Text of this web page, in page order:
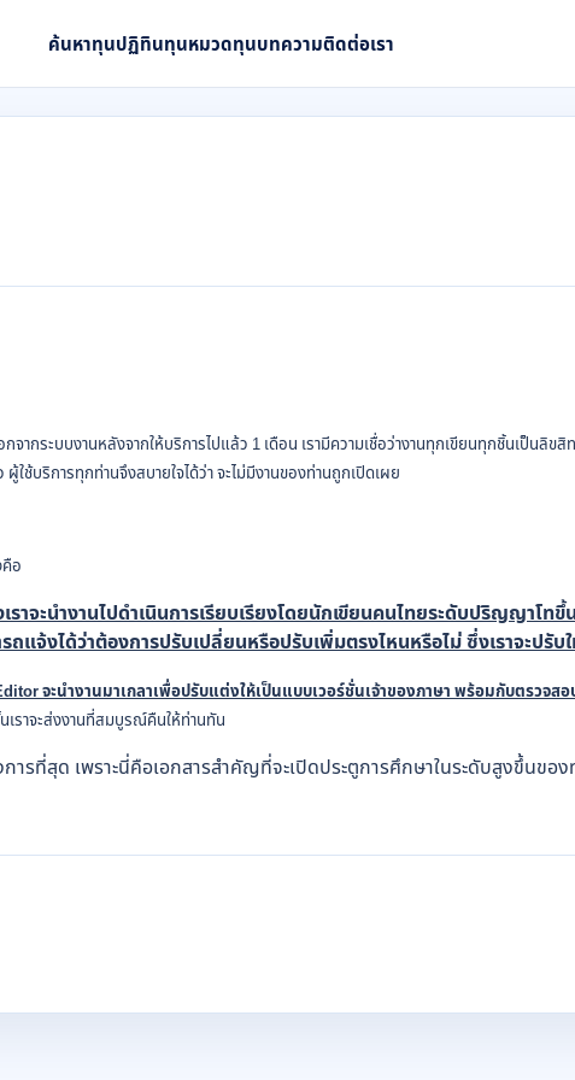
ค้นหาทุนปฏิทินทุนหมวดทุนบทความติดต่อเรา
จากระบบงานหลังจากให้บริการไปแล้ว 1 เดือน เรามีความเชื่อว่างานทุกเขียนทุกชิ้นเป็นลิ
ช้บริการทุกท่านจึงสบายใจได้ว่า จะไม่มีงานของท่านถูกเปิดเผย
อ
ราจะนำงานไปดำเนินการเรียบเรียงโดยนักเขียนคนไทยระดับปริญญาโทขึ้
แจ้งได้ว่าต้องการปรับเปลี่ยนหรือปรับเพิ่มตรงไหนหรือไม่ ซึ่งเราจะปรับ
จะนำงานมาเกลาเพื่อปรับแต่งให้เป็นแบบเวอร์ชั่นเจ้าของภาษา พร้อมกับตรวจส
เราจะส่งงานที่สมบูรณ์คืนให้ท่านทัน
ารที่สุด เพราะนี่คือเอกสารสำคัญที่จะเปิดประตูการศึกษาในระดับสูงขึ้นของ